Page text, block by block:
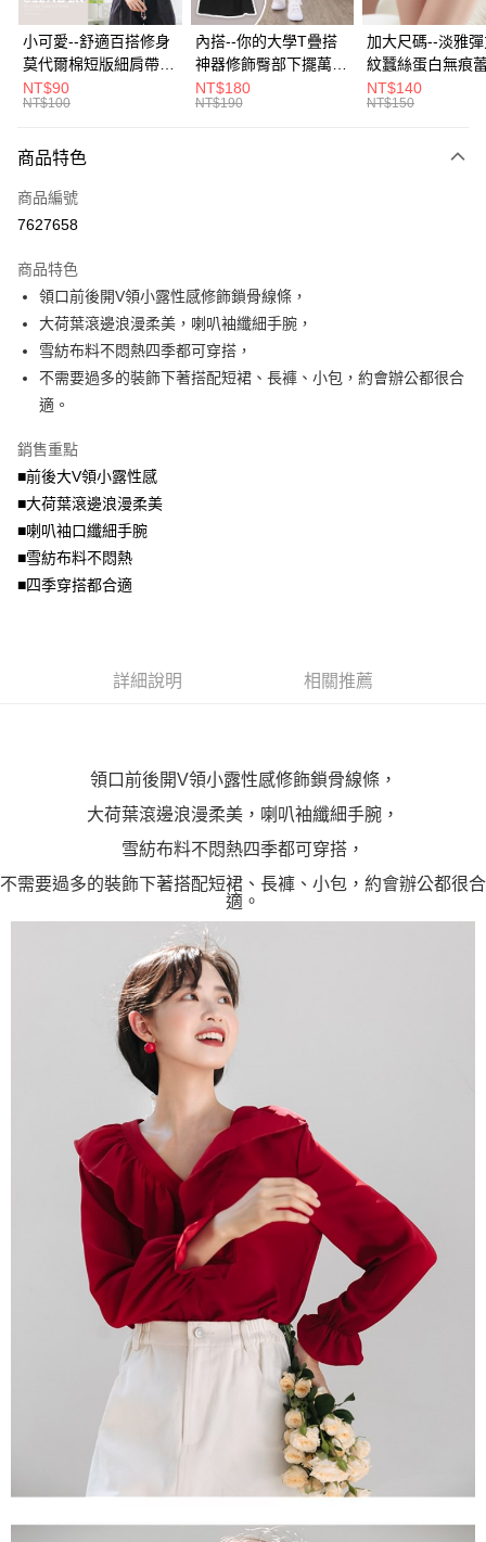
悠遊付
Google Pay
全盈+PAY
大哥付你分期
【大哥付你分期使用說明】
1.本服務由台灣大哥大提供，台灣大哥大用戶可立即使用無須另外申請。
流程，驗證手機門號後，選擇欲分期的期數、繳款截止日，確認付款後即完
成交易。
3.實際核准額度、可分期數及費用金額請依後續交易確認頁面所載為準。
4.訂單成立30分鐘內，如未前往確認交易或遇審核未通過，訂單將自動取
法說明評估內容。
【繳款方式說明】
1.分期款項不併入電信帳單，「大哥付你分期」於每月結算日後寄送繳費提
醒簡訊。
帳／街口支付／iPASS MONEY」等通路繳費。
【注意事項】
1.本服務係由「台灣大哥大股份有限公司」（以下簡稱本公司）所提供，讓
用戶於交易時，得透過本服務購買商品或服務，並由商店將買賣／分期付款
買賣價金債權讓與本公司後，依約使用本公司帳單繳交帳款。
資料（包含姓名、電話或地址）提供予台灣大哥大進項蒐集、處理及利用，
AFTEE先享後付
【關於「AFTEE先享後付」】
AFTEE先享後付是「在收到商品之後才付款」的支付方式。 讓您購物簡單
便利好安心！
１．簡單：不需註冊會員、不需綁卡、不需儲值。
２．便利：只要手機號碼，簡訊認證，即可結帳。
３．安心：先確認商品／服務後，再付款。
【「AFTEE先享後付」結帳流程】
結帳頁面，進行簡訊認證並確認金額後，即可完成結帳。
３．收到繳費通知簡訊後14天內，點擊此簡訊中的連結，可透過四大超商／
ATM／網路銀行／等多元方式進行付款，方視為交易完成。
※ 請注意：結帳手續完成當下不需立刻繳費，但若您需要取消訂單，請聯絡
購買商品的店家。未經商家同意取消之訂單仍視為有效，需透過AFTEE先享
後付繳納相關費用。
※ 交易是否成功請以「AFTEE先享後付 」之結帳頁面顯示為準，若有關於
１．透過由恩沛科技股份有限公司提供之「AFTEE先享後付」服務完成之交
３．未成年的使用者請事先徵得法定代理人或監護人之同意方可使用
時審查核予不同之上限額度；若仍有額度不足之情形，本公司將視審查結果
請求用戶進行身份認證。
５．嚴禁一人註冊多個帳號或使用他人資訊註冊。若發現惡意使用之情形，
恩沛科技股份有限公司將有權停止該用戶之使用額度並採取法律行動。
ATM付款
全家取貨付款
每筆NT$70，滿NT$699(含以上)免運費
付款後全家取貨
每筆NT$70，滿NT$699(含以上)免運費
7-11取貨付款
每筆NT$70，滿NT$799(含以上)免運費
付款後7-11取貨
每筆NT$100，滿NT$1,000(含以上)免運費
小可愛--舒適百搭修身
莫代爾棉短版細肩帶素
色背心(白.黑.灰L-2L)-
U582眼圈熊中大尺碼
NT$90
NT$100
內搭--你的大學T疊搭
神器修飾臀部下擺萬用
內搭裙/遮臀裙(黑2L-
6L)-Q155眼圈熊中大
NT$180
NT$190
加大尺碼--淡雅
紋蠶絲蛋白無痕
角內褲(白.粉.藍.
3L)-L28眼圈熊中
NT$140
NT$150
商品特色
商品編號
7627658
商品特色
領口前後開V領小露性感修飾鎖骨線條，
大荷葉滾邊浪漫柔美，喇叭袖纖細手腕，
雪紡布料不悶熱四季都可穿搭，
不需要過多的裝飾下著搭配短裙、長褲、小包，約會辦公都很合
適。
銷售重點
■前後大V領小露性感
■大荷葉滾邊浪漫柔美
■喇叭袖口纖細手腕
■雪紡布料不悶熱
■四季穿搭都合適
詳細說明 相關推薦
領口前後開V領小露性感修飾鎖骨線條，
大荷葉滾邊浪漫柔美，喇叭袖纖細手腕，
雪紡布料不悶熱四季都可穿搭，
不需要過多的裝飾下著搭配短裙、長褲、小包，約會辦公都很合
適。